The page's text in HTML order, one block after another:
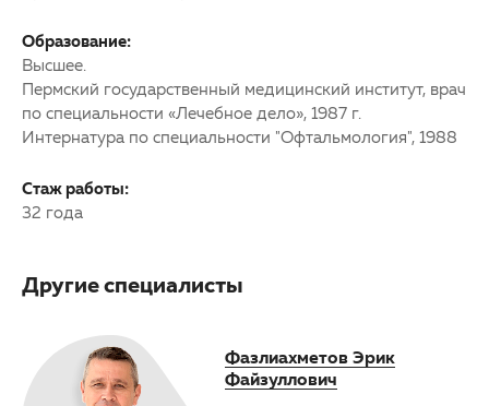
Образование:
Высшее.
Пермский государственный медицинский институт, врач
по специальности «Лечебное дело», 1987 г.
Интернатура по специальности "Офтальмология", 1988
Стаж работы:
32 года
Другие специалисты
Кардакова Ольга
Александровна
Фазлиахметов Эрик
Файзуллович